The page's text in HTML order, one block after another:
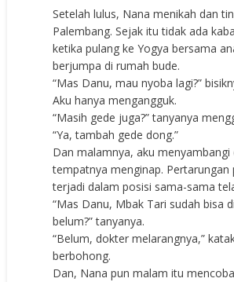
Setelah lulus, Nana menikah dan
Palembang. Sejak itu tidak ada
ketika pulang ke Yogya bersama
berjumpa di rumah bude.
“Mas Danu, mau nyoba lagi?”
Aku hanya mengangguk.
“Masih gede juga?” tanyanya
“Ya, tambah gede dong.”
Dan malamnya, aku menyambangi
tempatnya menginap. Pertarungan
terjadi dalam posisi sama-sama
“Mas Danu, Mbak Tari sudah bisa
belum?” tanyanya.
“Belum, dokter melarangnya,”
berbohong.
Dan, Nana pun malam itu